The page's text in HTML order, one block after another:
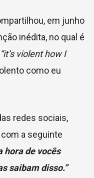
em junho
inédita, no qual é
“it’s violent how I
como eu
redes sociais,
a seguinte
hora de vocês
saibam disso.”